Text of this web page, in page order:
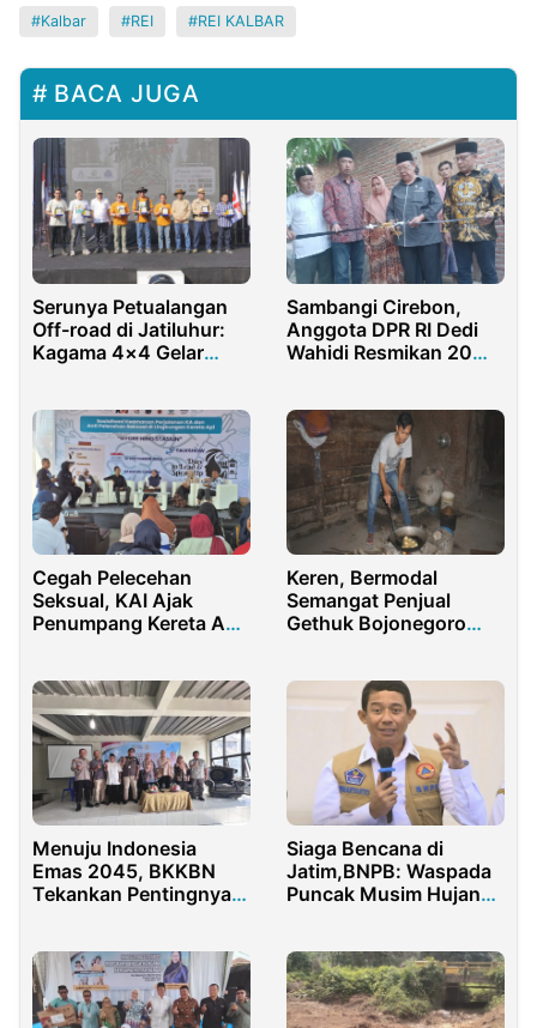
Kalbar REI REI KALBAR
BACA JUGA
Serunya Petualangan
Off-road di Jatiluhur:
Kagama 4×4 Gelar
dan Pariwisata
Sambangi Cirebon,
Anggota DPR RI Dedi
Wahidi Resmikan 20
Cegah Pelecehan
Seksual, KAI Ajak
Penumpang Kereta Api
Keren, Bermodal
Semangat Penjual
Gethuk Bojonegoro
Menuju Indonesia
Emas 2045, BKKBN
Tekankan Pentingnya
Siaga Bencana di
Jatim,BNPB: Waspada
Puncak Musim Hujan